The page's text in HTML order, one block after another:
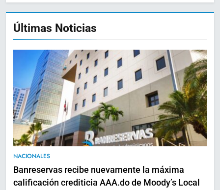
Últimas Noticias
NACIONALES
Banreservas recibe nuevamente la máxima
calificación crediticia AAA.do de Moody’s Local